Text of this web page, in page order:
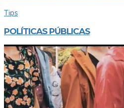
Tips
POLÍTICAS PÚBLICAS